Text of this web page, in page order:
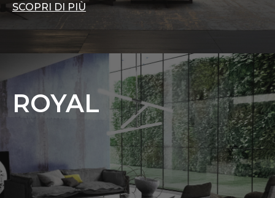
SCOPRI DI PIÙ
ROYAL